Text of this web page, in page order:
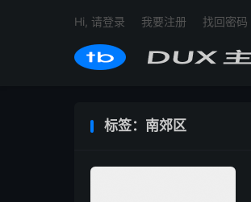
Hi, 请登录 我要注册 找回密码
标签：南郊区